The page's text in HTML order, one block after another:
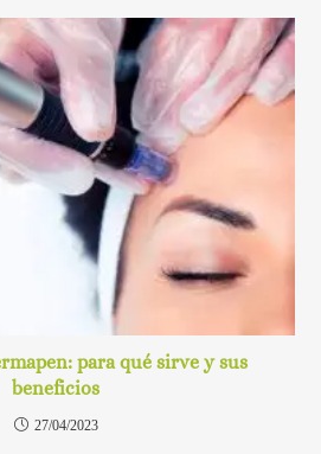
para qué sirve y sus
beneficios
27/04/2023